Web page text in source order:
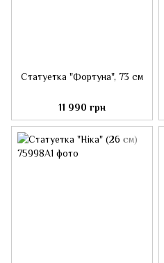
Статуетка "Фортуна", 73 см
11 990 грн